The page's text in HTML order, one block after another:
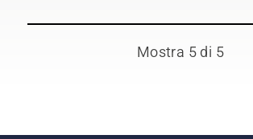
Mostra 5 di 5